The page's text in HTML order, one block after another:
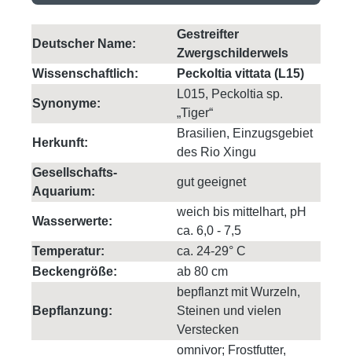
Deutscher Name:
Gestreifter
Zwergschilderwels
Wissenschaftlich:
Peckoltia vittata (L15)
Synonyme:
L015, Peckoltia sp.
„Tiger“
Herkunft:
Brasilien, Einzugsgebiet
des Rio Xingu
Gesellschafts-
Aquarium:
gut geeignet
Wasserwerte:
weich bis mittelhart, pH
ca. 6,0 - 7,5
Temperatur:
ca. 24-29° C
Beckengröße:
ab 80 cm
Bepflanzung:
bepflanzt mit Wurzeln,
Steinen und vielen
Verstecken
omnivor; Frostfutter,